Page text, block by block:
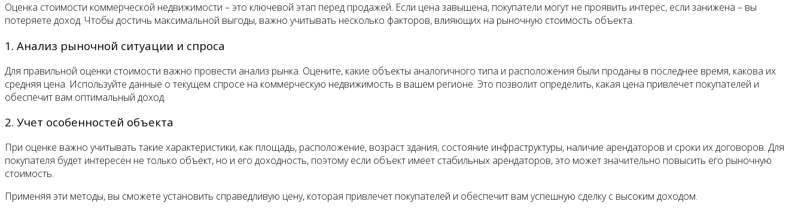
Оценка стоимости коммерческой недвижимости – это ключевой этап перед продажей. Если цена завышена, покупатели могут не проявить интерес, если занижена – вы
потеряете доход. Чтобы достичь максимальной выгоды, важно учитывать несколько факторов, влияющих на рыночную стоимость объекта.
1. Анализ рыночной ситуации и спроса
Для правильной оценки стоимости важно провести анализ рынка. Оцените, какие объекты аналогичного типа и расположения были проданы в последнее время, какова их
средняя цена. Используйте данные о текущем спросе на коммерческую недвижимость в вашем регионе. Это позволит определить, какая цена привлечет покупателей и
обеспечит вам оптимальный доход.
2. Учет особенностей объекта
При оценке важно учитывать такие характеристики, как площадь, расположение, возраст здания, состояние инфраструктуры, наличие арендаторов и сроки их договоров. Для
покупателя будет интересен не только объект, но и его доходность, поэтому если объект имеет стабильных арендаторов, это может значительно повысить его рыночную
стоимость.
Применяя эти методы, вы сможете установить справедливую цену, которая привлечет покупателей и обеспечит вам успешную сделку с высоким доходом.